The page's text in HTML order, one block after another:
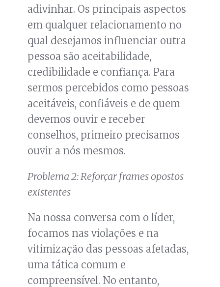
adivinhar. Os principais aspectos
em qualquer relacionamento no
qual desejamos influenciar outra
pessoa são aceitabilidade,
credibilidade e confiança. Para
sermos percebidos como pessoas
aceitáveis, confiáveis e de quem
devemos ouvir e receber
conselhos, primeiro precisamos
ouvir a nós mesmos.
Problema 2: Reforçar frames opostos
existentes
Na nossa conversa com o líder,
focamos nas violações e na
vitimização das pessoas afetadas,
uma tática comum e
compreensível. No entanto,